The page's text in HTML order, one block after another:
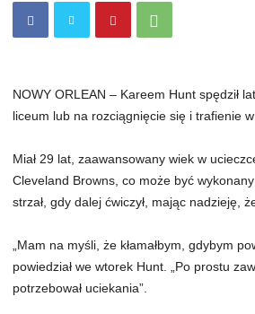
NOWY ORLEAN – Kareem Hunt spędził
liceum lub na rozciągnięcie się i trafienie
Miał 29 lat, zaawansowany wiek w
Cleveland Browns, co może być
strzał, gdy dalej ćwiczył, mając nadzieję,
„Mam na myśli, że kłamałbym, gdybym
powiedział we wtorek Hunt. „Po prostu
potrzebował uciekania”.